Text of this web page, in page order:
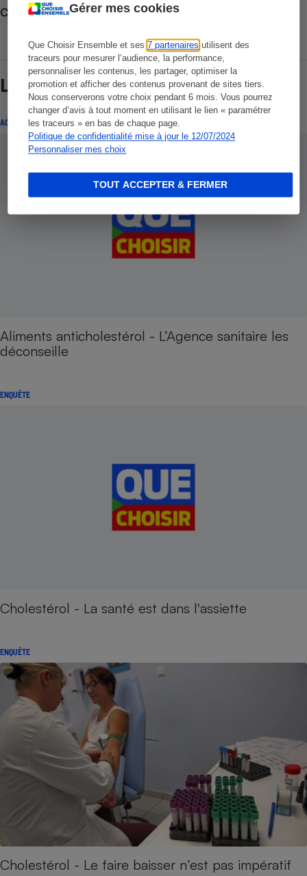
Gérer mes cookies
Que Choisir Ensemble et ses7 partenaires utilisent des
traceurs pour mesurer l’audience, la performance,
personnaliser les contenus, les partager, optimiser la
promotion et afficher des contenus provenant de sites tiers.
Nous conserverons votre choix pendant 6 mois. Vous pourrez
changer d’avis à tout moment en utilisant le lien « paramétrer
les traceurs » en bas de chaque page.
Politique de confidentialité mise à jour le 12/07/2024
Personnaliser mes choix
TOUT ACCEPTER & FERMER
Consulter nos Conseils
Lire aussi
ACTUALITÉ
Aliments anticholestérol - L’Agence sanitaire les
déconseille
ENQUÊTE
Cholestérol - La santé est dans l'assiette
ENQUÊTE
Cholestérol - Le faire baisser n’est pas impératif